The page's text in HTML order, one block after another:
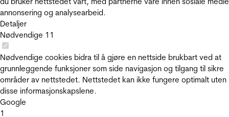
annonsering og analysearbeid.
Detaljer
Nødvendige 11
Nødvendige cookies bidra til å gjøre en nettside brukbart ved at
grunnleggende funksjoner som side navigasjon og tilgang til sikre
områder av nettstedet. Nettstedet kan ikke fungere optimalt uten
disse informasjonskapslene.
Google
1